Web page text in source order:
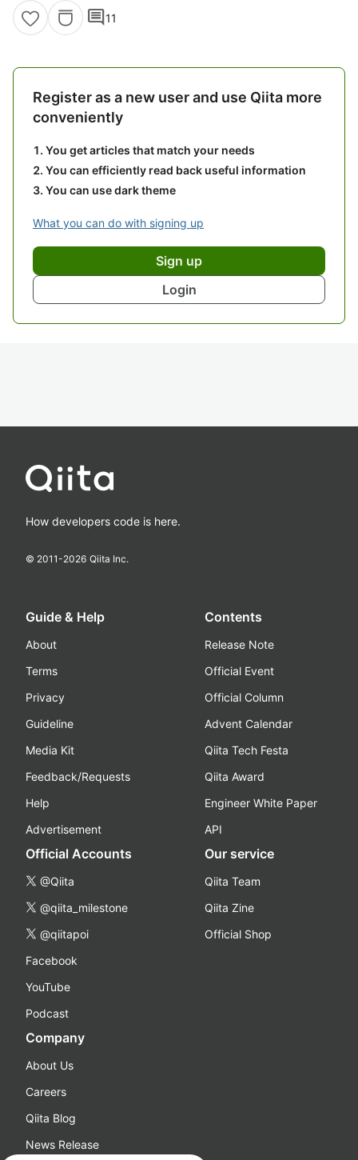
comment11
Register as a new user and use Qiita more
conveniently
You get articles that match your needs
You can efficiently read back useful information
You can use dark theme
What you can do with signing up
Sign up
Login
How developers code is here.
© 2011-2026 Qiita Inc.
Guide & Help
About
Terms
Privacy
Guideline
Media Kit
Feedback/Requests
Help
Advertisement
Contents
Release Note
Official Event
Official Column
Advent Calendar
Qiita Tech Festa
Qiita Award
Engineer White Paper
API
Official Accounts
@Qiita
@qiita_milestone
@qiitapoi
Facebook
YouTube
Podcast
Our service
Qiita Team
Qiita Zine
Official Shop
Company
About Us
Careers
Qiita Blog
News Release